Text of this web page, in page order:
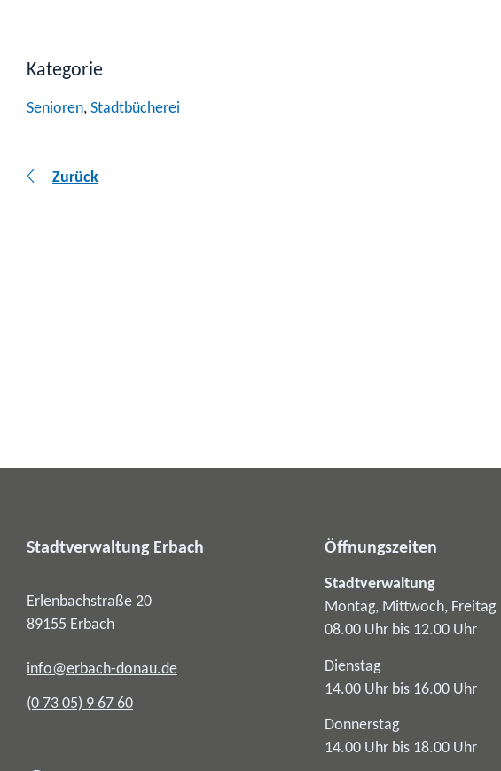
Kategorie
Senioren, Stadtbücherei
Zurück
Stadtverwaltung Erbach
Erlenbachstraße 20
89155 Erbach
info@erbach-donau.de
(0 73 05) 9 67 60
Öffnungszeiten
Stadtverwaltung
Montag, Mittwoch, Freitag
08.00 Uhr bis 12.00 Uhr
Dienstag
14.00 Uhr bis 16.00 Uhr
Donnerstag
14.00 Uhr bis 18.00 Uhr